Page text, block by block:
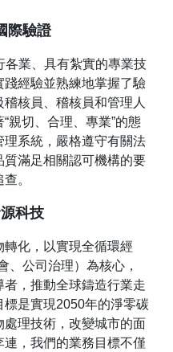
際驗證
業、具有紮實的專業技
經驗並熟練地掌握了驗
核員、稽核員和管理人
親切、合理、專業”的態
理系統，嚴格遵守有關法
滿足相關認可機構的要
。
科技
化，以實現全循環經
、公司治理）為核心，
，推動全球鑄造行業走
是實現2050年的淨零碳
理技術，改變城市的面
，我們的業務目標不僅